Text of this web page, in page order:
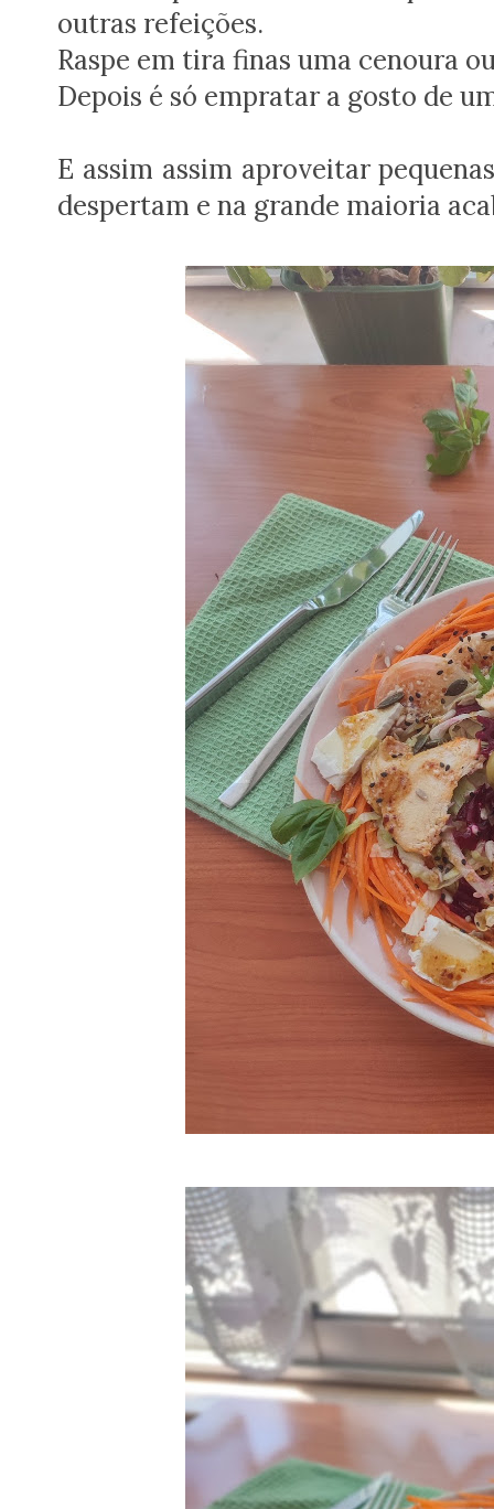
outras refeições.
Raspe em tira finas uma cenoura
Depois é só empratar a gosto de
E assim assim aproveitar
despertam e na grande maioria